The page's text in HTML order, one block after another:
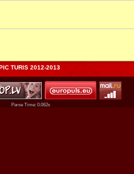
TURIS 2012-2013
Parse Time: 0.062s